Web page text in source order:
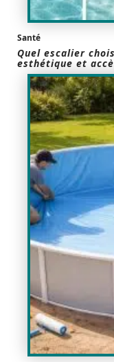
Santé
Quel escalier
esthétique et